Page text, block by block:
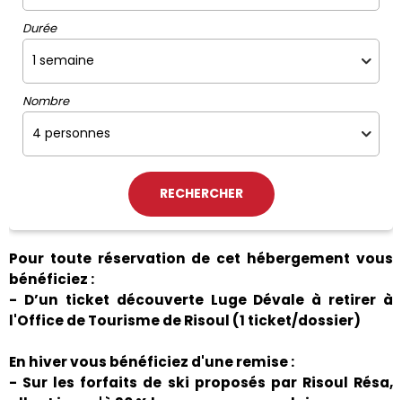
Durée
Nombre
Pour toute réservation de cet hébergement vous
bénéficiez :
- D’un ticket découverte Luge Dévale à retirer à
l'Office de Tourisme de Risoul (1 ticket/dossier)
En hiver vous bénéficiez d'une remise :
- Sur les forfaits de ski proposés par Risoul Résa,